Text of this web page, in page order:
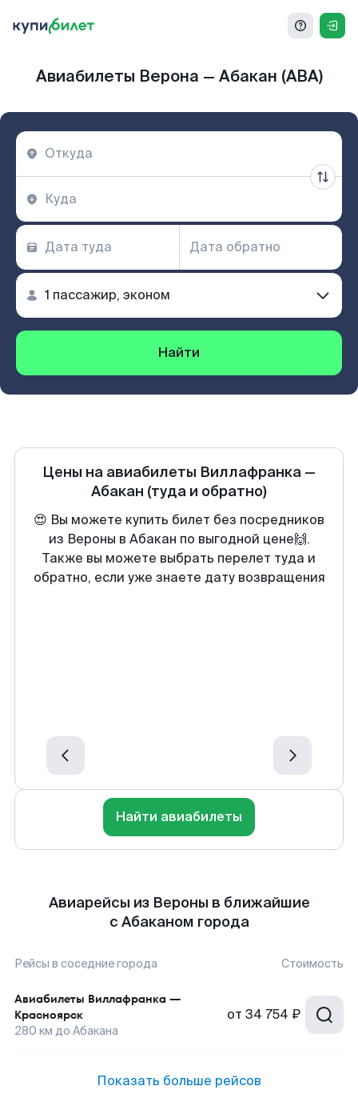
Авиабилеты Верона — Абакан (ABA)
Найти
Цены на авиабилеты Виллафранка —
Абакан (туда и обратно)
😍 Вы можете купить билет без посредников
из Вероны в Абакан по выгодной цене🙌.
Также вы можете выбрать перелет туда и
обратно, если уже знаете дату возвращения
Найти авиабилеты
Авиарейсы из Вероны в ближайшие
с Абаканом города
Рейсы в соседние города Стоимость
Авиабилеты Виллафранка —
Красноярск
280 км до Абакана
от 34 754 ₽
Показать больше рейсов